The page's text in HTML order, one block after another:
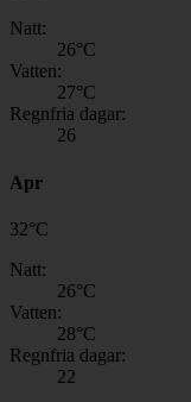
Natt:
26°C
Vatten:
27°C
Regnfria dagar:
26
Apr
32°C
Natt:
26°C
Vatten:
28°C
Regnfria dagar:
22